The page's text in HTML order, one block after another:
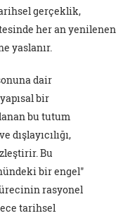
gerçeklik,
her an yenilenen
yaslanır.
dair
bir
bu tutum
Bu
bir engel"
rasyonel
tarihsel